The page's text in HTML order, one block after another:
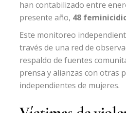
han contabilizado entre
presente año, 48
Este monitoreo
través de una red de
respaldo de fuentes
prensa y alianzas con otras
independientes de mujeres.